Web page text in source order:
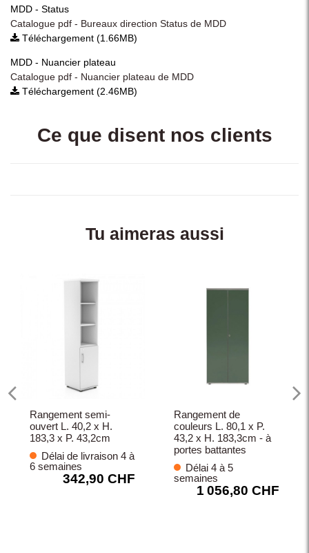
MDD - Status
Catalogue pdf - Bureaux direction Status de MDD
Téléchargement (1.66MB)
MDD - Nuancier plateau
Catalogue pdf - Nuancier plateau de MDD
Téléchargement (2.46MB)
Ce que disent nos clients
Tu aimeras aussi
Rangement semi-
ouvert L. 40,2 x H.
183,3 x P. 43,2cm
Délai de livraison 4 à
6 semaines
342,90 CHF
Rangement de
couleurs L. 80,1 x P.
43,2 x H. 183,3cm - à
portes battantes
Délai 4 à 5
semaines
1 056,80 CHF